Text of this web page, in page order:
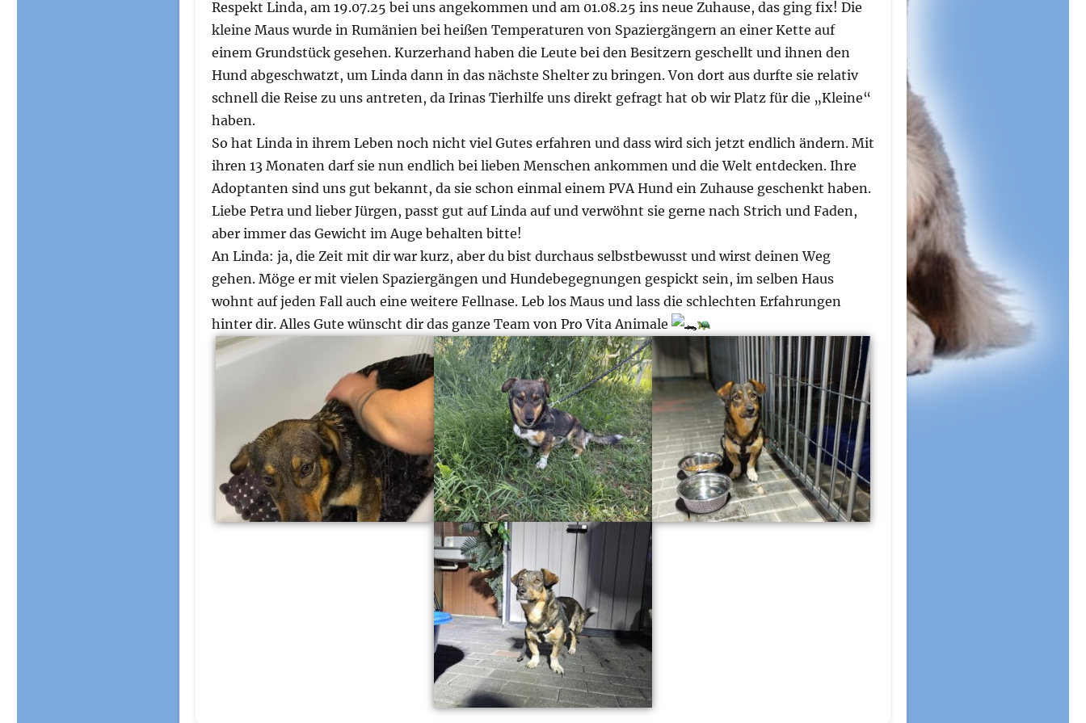
Respekt Linda, am 19.07.25 bei uns angekommen und am 01.08.25 ins neue Zuhause, das ging fix! Die
kleine Maus wurde in Rumänien bei heißen Temperaturen von Spaziergängern an einer Kette auf
einem Grundstück gesehen. Kurzerhand haben die Leute bei den Besitzern geschellt und ihnen den
Hund abgeschwatzt, um Linda dann in das nächste Shelter zu bringen. Von dort aus durfte sie relativ
schnell die Reise zu uns antreten, da Irinas Tierhilfe uns direkt gefragt hat ob wir Platz für die „Kleine“
haben.
So hat Linda in ihrem Leben noch nicht viel Gutes erfahren und dass wird sich jetzt endlich ändern. Mit
ihren 13 Monaten darf sie nun endlich bei lieben Menschen ankommen und die Welt entdecken. Ihre
Adoptanten sind uns gut bekannt, da sie schon einmal einem PVA Hund ein Zuhause geschenkt haben.
Liebe Petra und lieber Jürgen, passt gut auf Linda auf und verwöhnt sie gerne nach Strich und Faden,
aber immer das Gewicht im Auge behalten bitte!
An Linda: ja, die Zeit mit dir war kurz, aber du bist durchaus selbstbewusst und wirst deinen Weg
gehen. Möge er mit vielen Spaziergängen und Hundebegegnungen gespickt sein, im selben Haus
wohnt auf jeden Fall auch eine weitere Fellnase. Leb los Maus und lass die schlechten Erfahrungen
hinter dir. Alles Gute wünscht dir das ganze Team von Pro Vita Animale